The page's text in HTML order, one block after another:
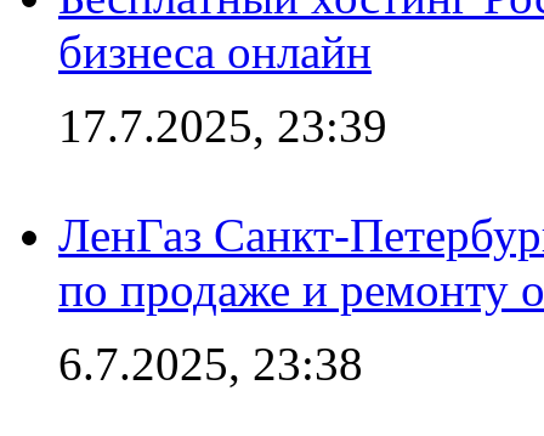
бизнеса онлайн
17.7.2025, 23:39
ЛенГаз Санкт-
по продаже и ремонту
6.7.2025, 23:38